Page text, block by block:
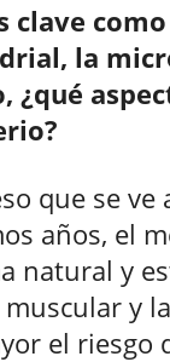
clave
la
¿qué
que se ve
años, el
natural y
y
el riesgo